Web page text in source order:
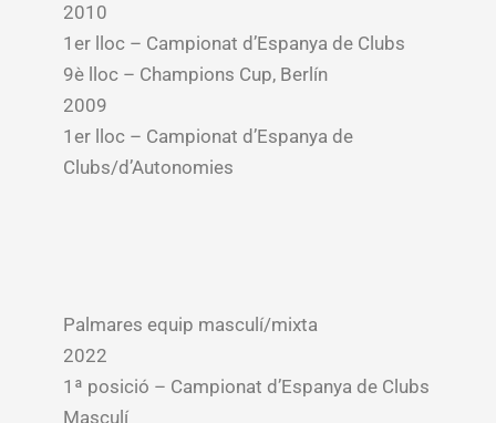
2010
1er lloc – Campionat d’Espanya de Clubs
9è lloc – Champions Cup, Berlín
2009
1er lloc – Campionat d’Espanya de
Clubs/d’Autonomies
Palmares equip masculí/mixta
2022
1ª posició – Campionat d’Espanya de Clubs
Masculí